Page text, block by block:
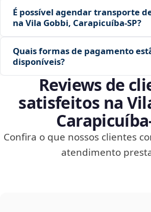
É possível agendar transporte
na Vila Gobbi, Carapicuíba‑SP?
Quais formas de pagamento
disponíveis?
Reviews de
satisfeitos na
Confira o que nossos clientes
atendimento